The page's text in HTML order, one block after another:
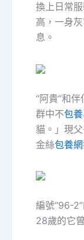
換上日常
高，一身
息。
“阿貴”和
群中不包養
貓。」現
金絲包養網
編號“96-
28歲的它